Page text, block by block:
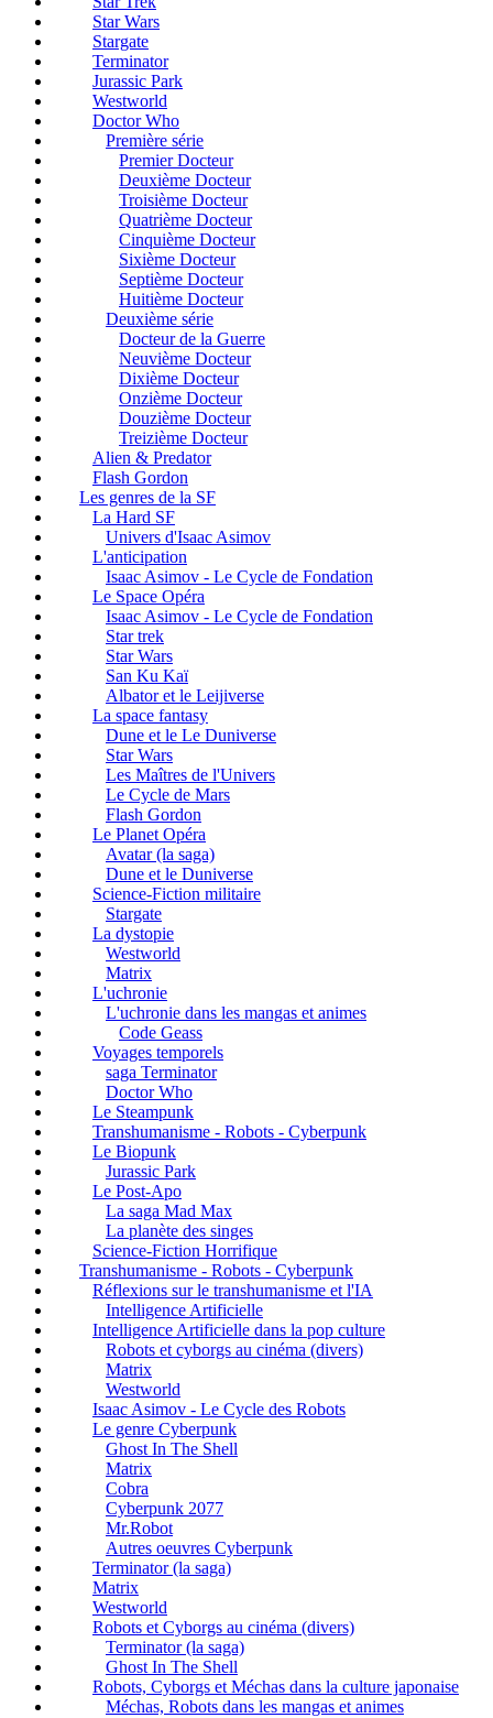
Star Wars
Stargate
Terminator
Jurassic Park
Westworld
Doctor Who
Première série
Premier Docteur
Deuxième Docteur
Troisième Docteur
Quatrième Docteur
Cinquième Docteur
Sixième Docteur
Septième Docteur
Huitième Docteur
Deuxième série
Docteur de la Guerre
Neuvième Docteur
Dixième Docteur
Onzième Docteur
Douzième Docteur
Treizième Docteur
Alien & Predator
Flash Gordon
Les genres de la SF
La Hard SF
Univers d'Isaac Asimov
L'anticipation
Isaac Asimov - Le Cycle de Fondation
Le Space Opéra
Isaac Asimov - Le Cycle de Fondation
Star trek
Star Wars
San Ku Kaï
Albator et le Leijiverse
La space fantasy
Dune et le Le Duniverse
Star Wars
Les Maîtres de l'Univers
Le Cycle de Mars
Flash Gordon
Le Planet Opéra
Avatar (la saga)
Dune et le Duniverse
Science-Fiction militaire
Stargate
La dystopie
Westworld
Matrix
L'uchronie
L'uchronie dans les mangas et animes
Code Geass
Voyages temporels
saga Terminator
Doctor Who
Le Steampunk
Transhumanisme - Robots - Cyberpunk
Le Biopunk
Jurassic Park
Le Post-Apo
La saga Mad Max
La planète des singes
Science-Fiction Horrifique
Transhumanisme - Robots - Cyberpunk
Réflexions sur le transhumanisme et l'IA
Intelligence Artificielle
Intelligence Artificielle dans la pop culture
Robots et cyborgs au cinéma (divers)
Matrix
Westworld
Isaac Asimov - Le Cycle des Robots
Le genre Cyberpunk
Ghost In The Shell
Matrix
Cobra
Cyberpunk 2077
Mr.Robot
Autres oeuvres Cyberpunk
Terminator (la saga)
Matrix
Westworld
Robots et Cyborgs au cinéma (divers)
Terminator (la saga)
Ghost In The Shell
Robots, Cyborgs et Méchas dans la culture japonaise
Méchas, Robots dans les mangas et animes